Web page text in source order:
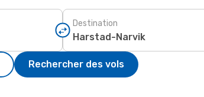
Destination
Rechercher des vols